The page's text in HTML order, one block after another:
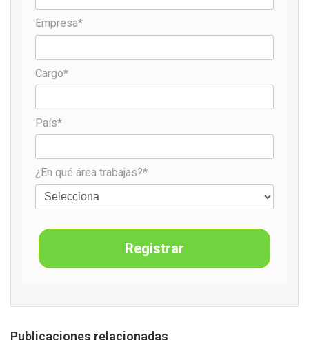
La compañía agregó que la colaboración permitirá generar
diferentes mercados internacionales.
Fuente The Navigator Company
Empresa*
Cargo*
País*
¿En qué área trabajas?*
Registrar
Publicaciones relacionadas